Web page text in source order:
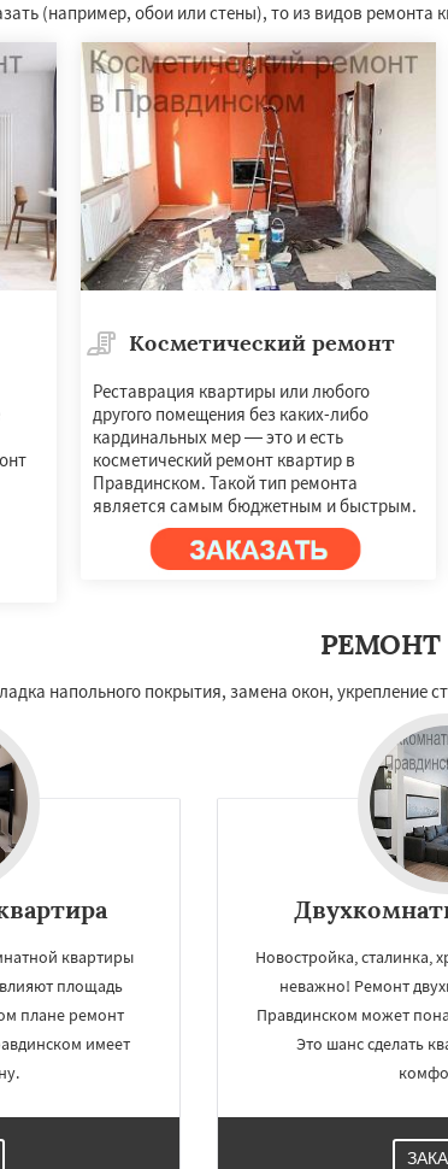
Работаем по
регионам
×
(например, обои или стены), то из видов
Косметический ремонт
Реставрация квартиры или любого
другого помещения без каких-либо
кардинальных мер — это и есть
косметический ремонт квартир в
Правдинском. Такой тип ремонта
является самым бюджетным и быстрым.
РЕМОНТ
напольного покрытия, замена окон, укрепление
квартиры
площадь
плане ремонт
имеет
Новостройка, сталинка,
неважно! Ремонт
Правдинском может
Это шанс сделать
УЗНАТЬ